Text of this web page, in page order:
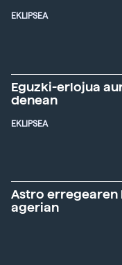
EKLIPSEA
Eguzki-erlojua
denean
EKLIPSEA
Astro erregearen
agerian